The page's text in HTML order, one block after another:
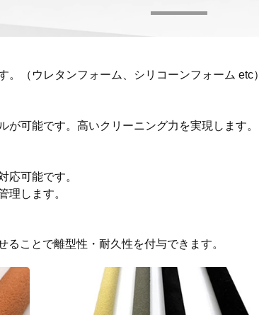
。（ウレタンフォーム、シリコーンフォーム etc）
が可能です。高いクリーニング力を実現します。
応可能です。
します。
ることで離型性・耐久性を付与できます。